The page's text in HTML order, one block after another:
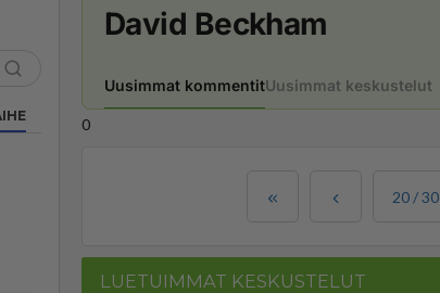
David Beckham
Uusimmat kommentitUusimmat keskustelut
0
20 /30
LUETUIMMAT KESKUSTELUT